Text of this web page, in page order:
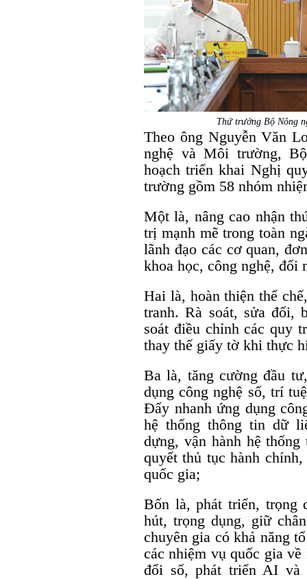
Thứ trưởng Bộ Nông
Theo ông Nguyễn Văn
nghệ và Môi trường,
hoạch triển khai Nghị
trường gồm 58 nhóm
Một là, nâng cao nhận
trị mạnh mẽ trong toàn
lãnh đạo các cơ quan,
khoa học, công nghệ, đổi
Hai là, hoàn thiện thể
tranh. Rà soát, sửa đổi,
soát điều chỉnh các quy
thay thế giấy tờ khi thực
Ba là, tăng cường đầu
dụng công nghệ số, trí
Đẩy nhanh ứng dụng
hệ thống thông tin dữ
dựng, vận hành hệ
quyết thủ tục hành
quốc gia;
Bốn là, phát triển, trọng
hút, trọng dụng, giữ
chuyên gia có khả năng
các nhiệm vụ quốc gia
đổi số, phát triển AI và